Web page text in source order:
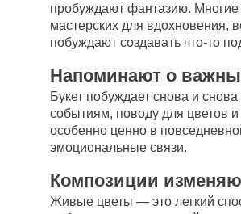
пробуждают фантазию.
мастерских для
побуждают создавать что-то
Напоминают о
Букет побуждает снова и
событиям, поводу для цветов
особенно ценно в
эмоциональные связи.
Композиции
Живые цветы — это легкий